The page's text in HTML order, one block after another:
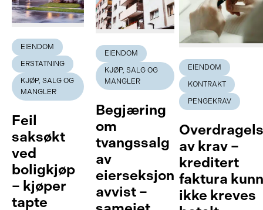
EIENDOM
ERSTATNING
KJØP, SALG OG
MANGLER
Feil
saksøkt
ved
boligkjøp
– kjøper
tapte
EIENDOM
KJØP, SALG OG
MANGLER
Begjæring
om
tvangssalg
av
eierseksjon
avvist –
EIENDOM
KONTRAKT
PENGEKRAV
av krav –
kreditert
faktura
ikke kreves